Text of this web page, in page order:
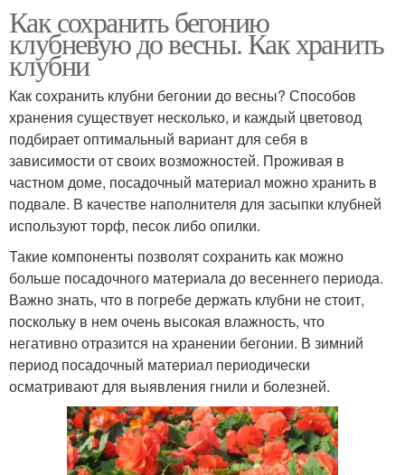
Как сохранить бегонию
клубневую до весны. Как хранить
клубни
Как сохранить клубни бегонии до весны? Способов
хранения существует несколько, и каждый цветовод
подбирает оптимальный вариант для себя в
зависимости от своих возможностей. Проживая в
частном доме, посадочный материал можно хранить в
подвале. В качестве наполнителя для засыпки клубней
используют торф, песок либо опилки.
Такие компоненты позволят сохранить как можно
больше посадочного материала до весеннего периода.
Важно знать, что в погребе держать клубни не стоит,
поскольку в нем очень высокая влажность, что
негативно отразится на хранении бегонии. В зимний
период посадочный материал периодически
осматривают для выявления гнили и болезней.